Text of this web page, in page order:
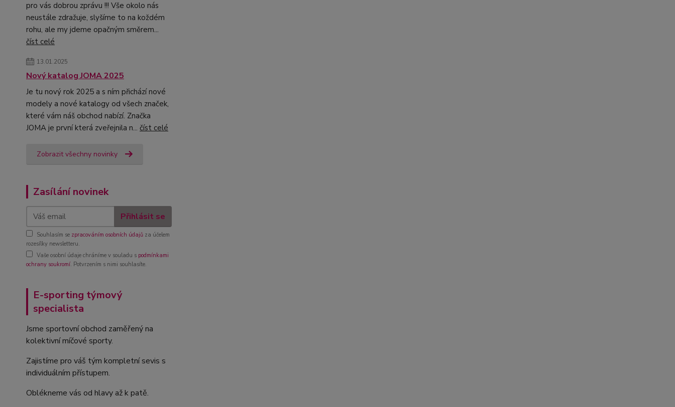
pro vás dobrou zprávu !!! Vše okolo nás
neustále zdražuje, slyšíme to na koždém
rohu, ale my jdeme opačným směrem...
číst celé
13.01.2025
Nový katalog JOMA 2025
Je tu nový rok 2025 a s ním přichází nové
modely a nové katalogy od všech značek,
které vám náš obchod nabízí. Značka
JOMA je první která zveřejnila n... číst celé
Zobrazit všechny novinky
Zasílání novinek
Přihlásit se
Souhlasím se zpracováním osobních údajů za účelem
rozesílky newsletteru.
Vaše osobní údaje chráníme v souladu s podmínkami
ochrany soukromí. Potvrzením s nimi souhlasíte.
E-sporting týmový
specialista
Jsme sportovní obchod zaměřený na
kolektivní míčové sporty.
Zajistíme pro váš tým kompletní sevis s
individuálním přístupem.
Oblékneme vás od hlavy až k patě.